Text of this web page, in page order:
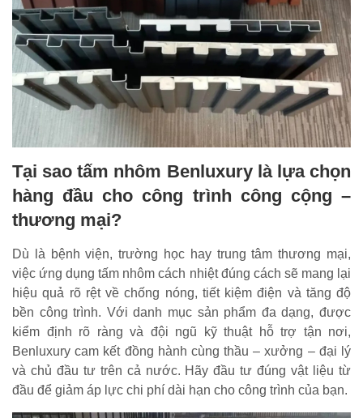
Tại sao tấm nhôm Benluxury là lựa chọn
hàng đầu cho công trình công cộng –
thương mại?
Dù là bệnh viện, trường học hay trung tâm thương mại,
việc ứng dụng tấm nhôm cách nhiệt đúng cách sẽ mang lại
hiệu quả rõ rệt về chống nóng, tiết kiệm điện và tăng độ
bền công trình. Với danh mục sản phẩm đa dạng, được
kiểm định rõ ràng và đội ngũ kỹ thuật hỗ trợ tận nơi,
Benluxury cam kết đồng hành cùng thầu – xưởng – đại lý
và chủ đầu tư trên cả nước. Hãy đầu tư đúng vật liệu từ
đầu để giảm áp lực chi phí dài hạn cho công trình của bạn.